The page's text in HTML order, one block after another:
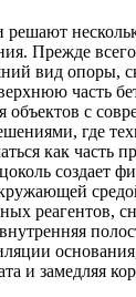
Прежде
вид опоры,
часть
объектов с
где
как часть
создает
реагентов,
и замедляя